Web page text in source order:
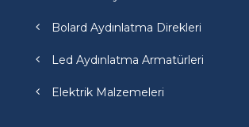
Bolard Aydınlatma Direkleri
Led Aydınlatma Armatürleri
Elektrik Malzemeleri